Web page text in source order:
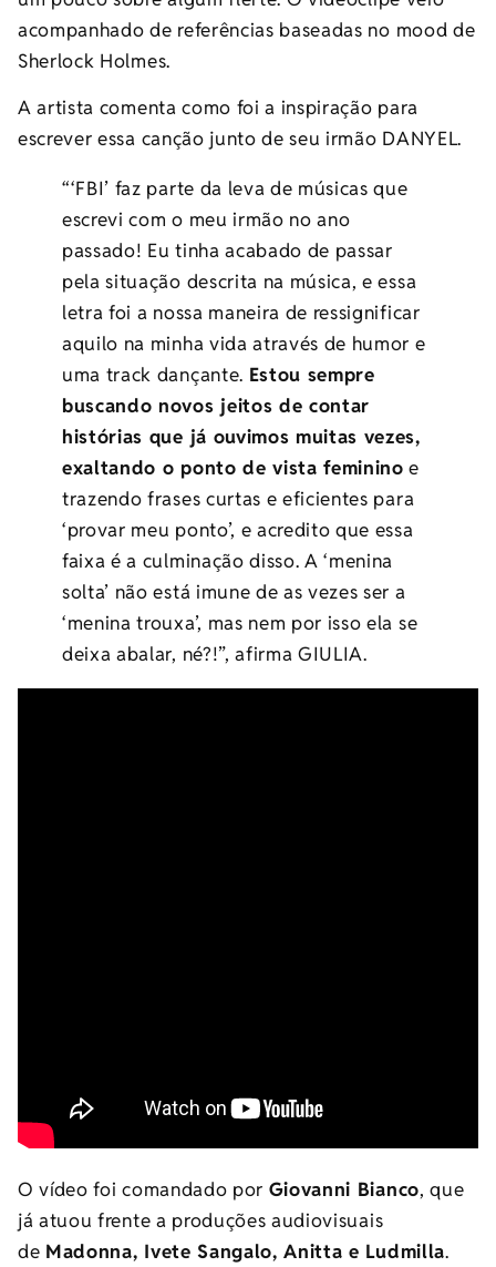
acompanhado de referências baseadas no mood de
Sherlock Holmes.
A artista comenta como foi a inspiração para
escrever essa canção junto de seu irmão DANYEL.
“‘FBI’ faz parte da leva de músicas que
escrevi com o meu irmão no ano
passado! Eu tinha acabado de passar
pela situação descrita na música, e essa
letra foi a nossa maneira de ressignificar
aquilo na minha vida através de humor e
uma track dançante. Estou sempre
buscando novos jeitos de contar
histórias que já ouvimos muitas vezes,
exaltando o ponto de vista feminino e
trazendo frases curtas e eficientes para
‘provar meu ponto’, e acredito que essa
faixa é a culminação disso. A ‘menina
solta’ não está imune de as vezes ser a
‘menina trouxa’, mas nem por isso ela se
deixa abalar, né?!”, afirma GIULIA.
O vídeo foi comandado por Giovanni Bianco, que
já atuou frente a produções audiovisuais
de Madonna, Ivete Sangalo, Anitta e Ludmilla.